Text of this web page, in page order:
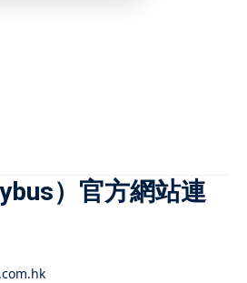
）官方網站連